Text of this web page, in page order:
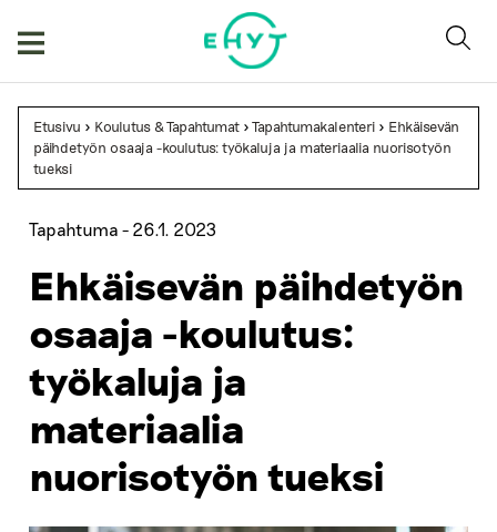
Etusivu > Koulutus & Tapahtumat >Tapahtumakalenteri > Ehkäisevän
päihdetyön osaaja -koulutus: työkaluja ja materiaalia nuorisotyön
tueksi
Tapahtuma - 26.1. 2023
Ehkäisevän päihdetyön
osaaja -koulutus:
työkaluja ja
materiaalia
nuorisotyön tueksi